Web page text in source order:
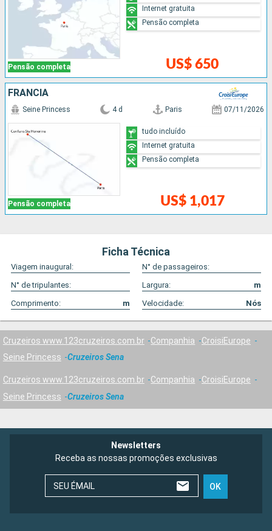
Pensão completa US$ 650
Internet gratuita
Pensão completa
FRANCIA
Pensão completa
Seine Princess 4 d Paris 07/11/2026
US$ 1,017
tudo incluído
Internet gratuita
Pensão completa
Ficha Técnica
Viagem inaugural:
N° de passageiros:
N° de tripulantes:
Largura:
m
Comprimento:
m Velocidade: Nós
Cruzeiros www.123cruzeiros.com.br Companhia
CroisiEurope
Seine Princess
Cruzeiros Sena
Cruzeiros www.123cruzeiros.com.br Companhia
CroisiEurope
Seine Princess
Cruzeiros Sena
Newsletters
Receba as nossas promoções exclusivas
SEU ÉMAIL OK